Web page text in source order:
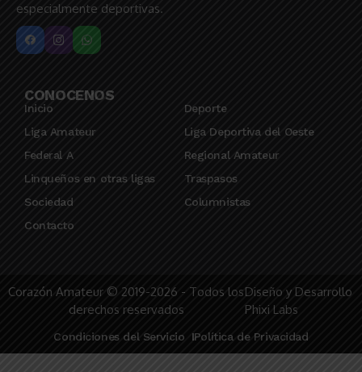
especialmente deportivas.
CONOCENOS
Inicio
Deporte
Liga Amateur
Liga Deportiva del Oeste
Federal A
Regional Amateur
Linqueños en otras ligas
Traspasos
Sociedad
Columnistas
Contacto
Corazón Amateur © 2019-2026 - Todos los
derechos reservados
Diseño y Desarrollo
Phixi Labs
Condiciones del Servicio Política de Privacidad